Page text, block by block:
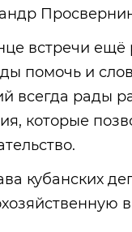
встречи ещё
помочь и
всегда рады
которые
кубанских